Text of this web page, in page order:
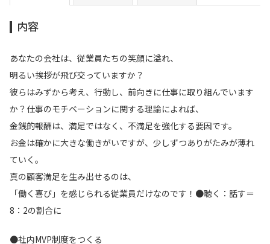
内容
あなたの会社は、従業員たちの笑顔に溢れ、
明るい挨拶が飛び交っていますか？
彼らはみずから考え、行動し、前向きに仕事に取り組んでいます
か？仕事のモチベーションに関する理論によれば、
金銭的報酬は、満足ではなく、不満足を強化する要因です。
お金は確かに大きな働きがいですが、少しずつありがたみが薄れ
ていく。
真の顧客満足を生み出せるのは、
「働く喜び」を感じられる従業員だけなのです！●聴く：話す＝
8：2の割合に
●社内MVP制度をつくる